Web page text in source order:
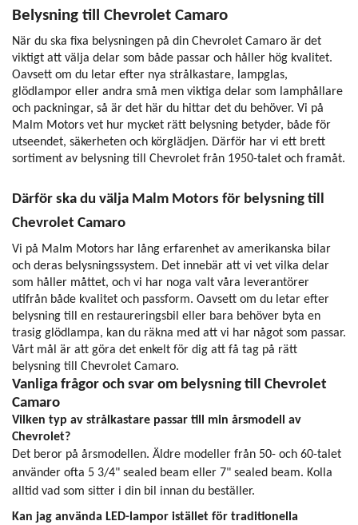
Belysning till Chevrolet Camaro
När du ska fixa belysningen på din Chevrolet Camaro är det
viktigt att välja delar som både passar och håller hög kvalitet.
Oavsett om du letar efter nya strålkastare, lampglas,
glödlampor eller andra små men viktiga delar som lamphållare
och packningar, så är det här du hittar det du behöver. Vi på
Malm Motors vet hur mycket rätt belysning betyder, både för
utseendet, säkerheten och körglädjen. Därför har vi ett brett
sortiment av belysning till Chevrolet från 1950-talet och framåt.
Därför ska du välja Malm Motors för belysning till
Chevrolet Camaro
Vi på Malm Motors har lång erfarenhet av amerikanska bilar
och deras belysningssystem. Det innebär att vi vet vilka delar
som håller måttet, och vi har noga valt våra leverantörer
utifrån både kvalitet och passform. Oavsett om du letar efter
belysning till en restaureringsbil eller bara behöver byta en
trasig glödlampa, kan du räkna med att vi har något som passar.
Vårt mål är att göra det enkelt för dig att få tag på rätt
belysning till Chevrolet Camaro.
Vanliga frågor och svar om belysning till Chevrolet
Camaro
Vilken typ av strålkastare passar till min årsmodell av
Chevrolet?
Det beror på årsmodellen. Äldre modeller från 50- och 60-talet
använder ofta 5 3/4" sealed beam eller 7" sealed beam. Kolla
alltid vad som sitter i din bil innan du beställer.
Kan jag använda LED-lampor istället för traditionella